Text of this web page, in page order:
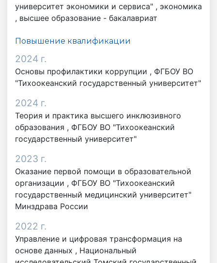
университет экономики и сервиса" , экономика
, высшее образование - бакалавриат
Повышение квалификации
2024 г.
Основы профилактики коррупции , ФГБОУ ВО
"Тихоокеанский государственный университет"
2024 г.
Теория и практика высшего инклюзивного
образования , ФГБОУ ВО "Тихоокеанский
государственный университет"
2023 г.
Оказание первой помощи в образовательной
организации , ФГБОУ ВО "Тихоокеанский
государственный медицинский университет"
Минздрава России
2022 г.
Управление и цифровая трансформация на
основе данных , Национальный